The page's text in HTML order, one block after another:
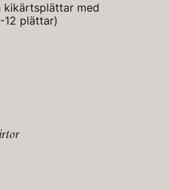
kikärtsplättar med
12 plättar)